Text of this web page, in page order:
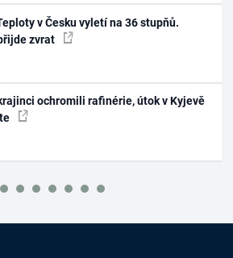
v Česku vyletí na 36 stupňů.
zvrat
ochromili rafinérie, útok v Kyjevě